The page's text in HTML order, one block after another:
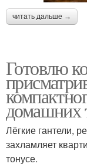
читать дальше →
Готовлю
домашних
Лёгкие гантели,
захламляет
тонусе.